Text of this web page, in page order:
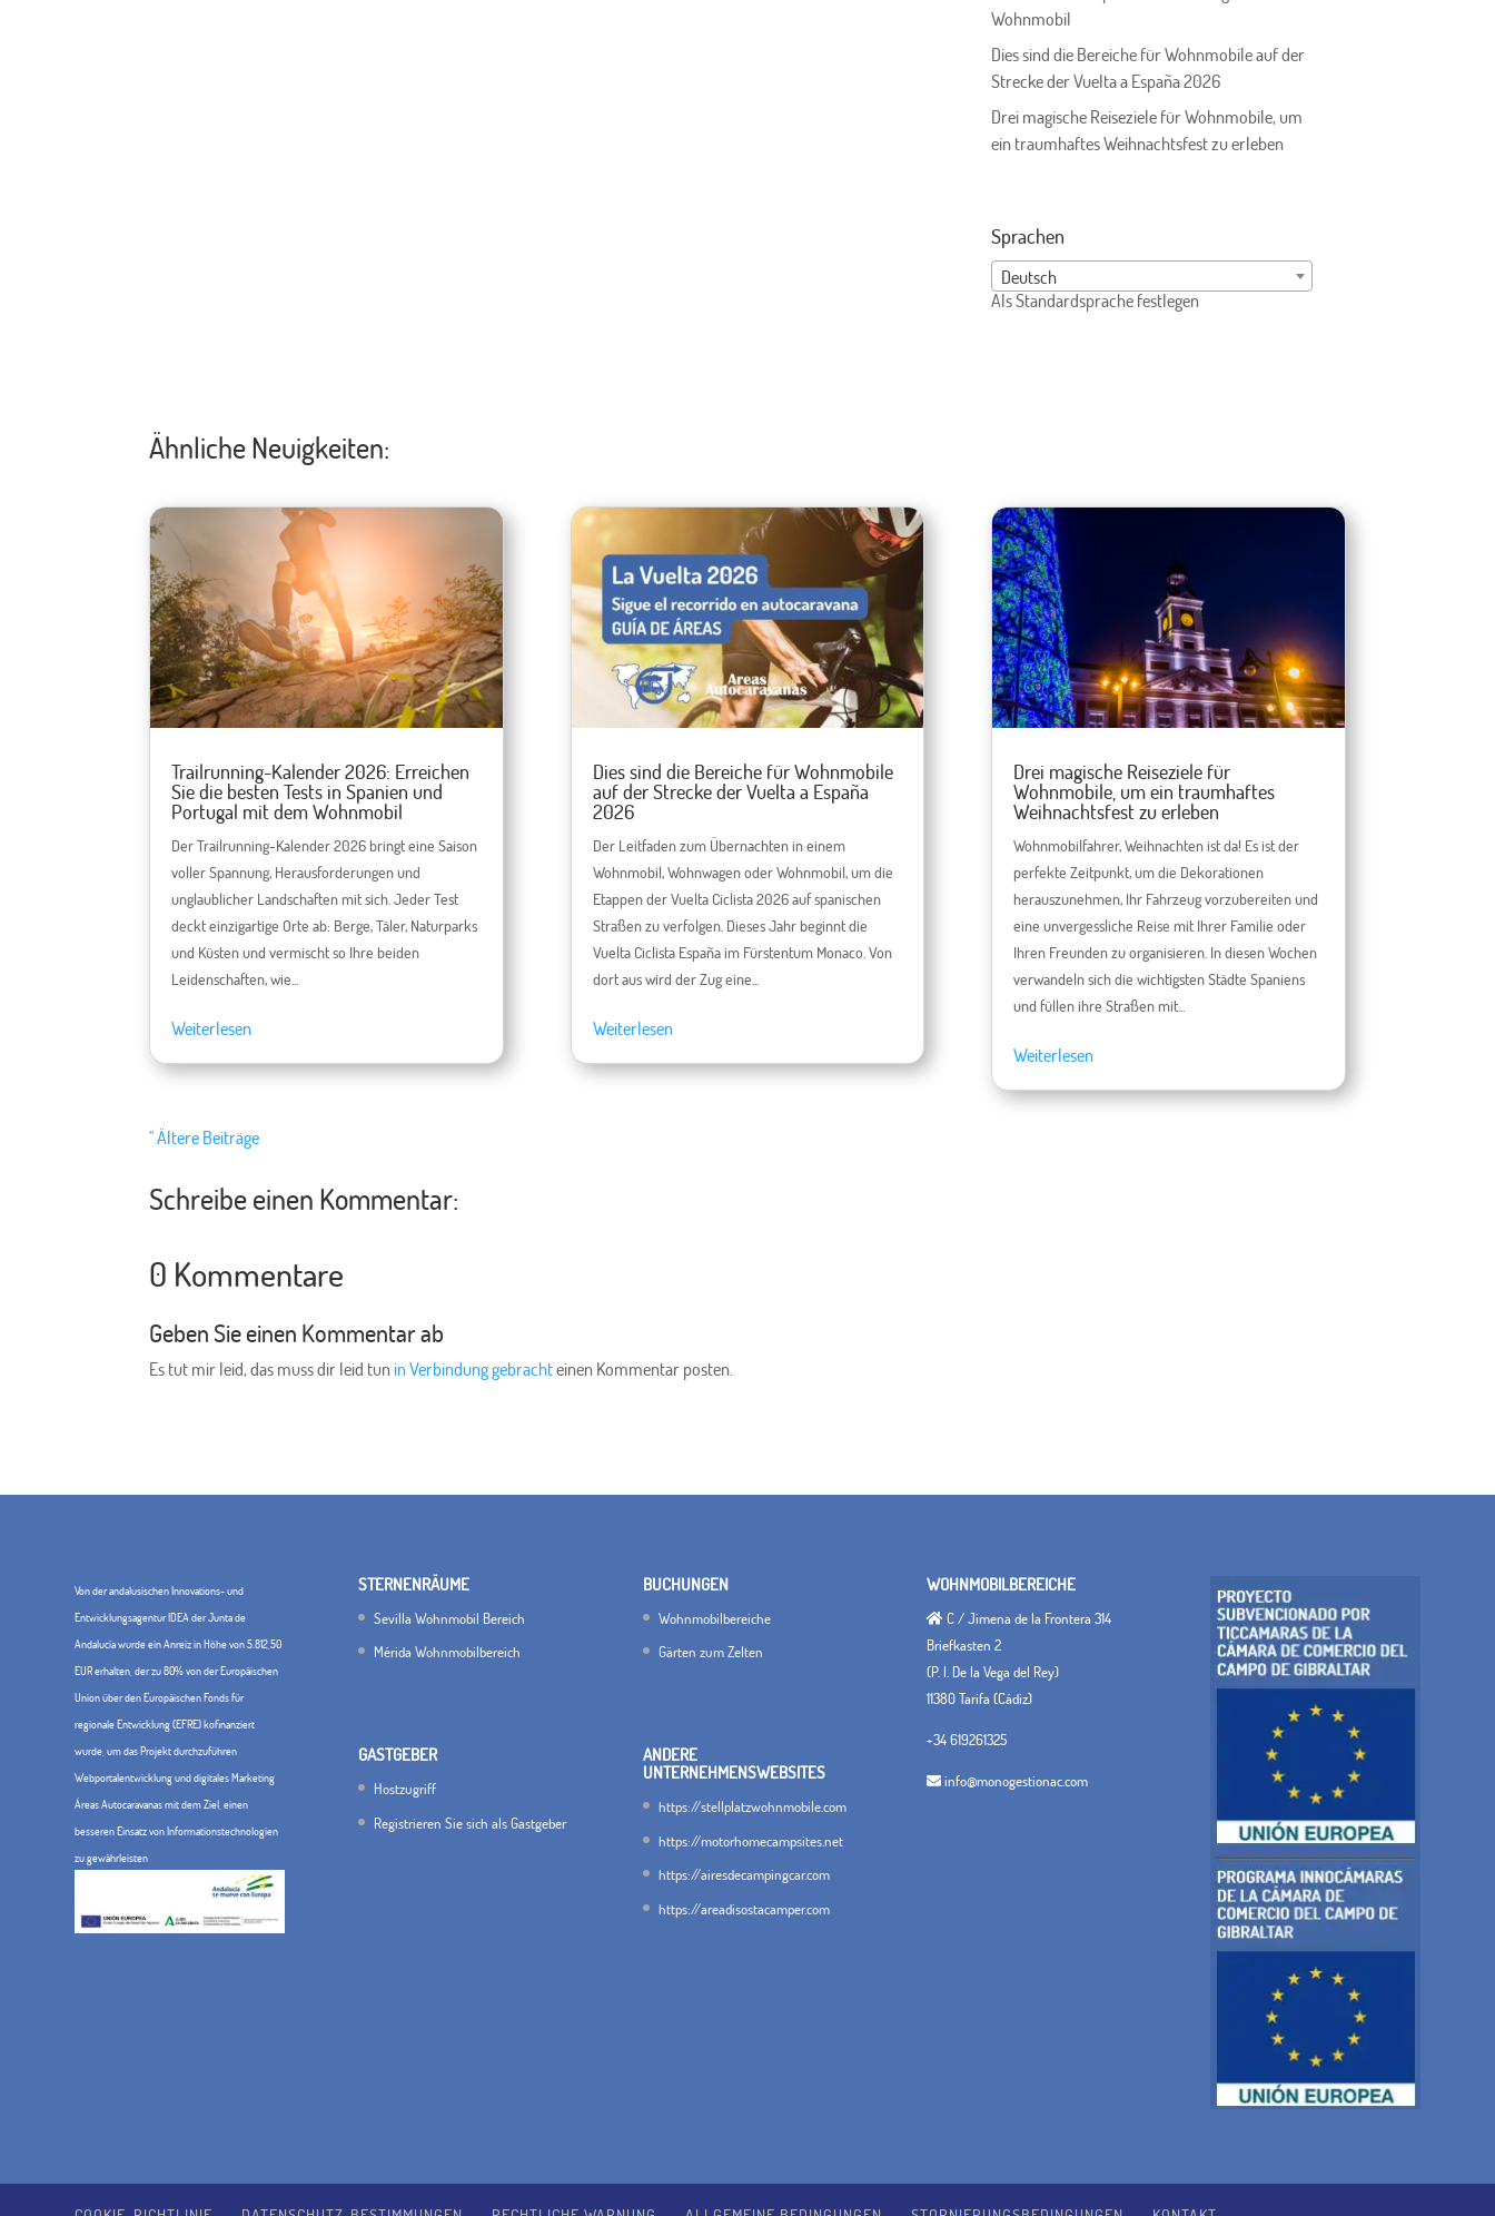
Wohnmobil
Dies sind die Bereiche für Wohnmobile auf der
Strecke der Vuelta a España 2026
Drei magische Reiseziele für Wohnmobile, um
ein traumhaftes Weihnachtsfest zu erleben
Sprachen
Deutsch
Als Standardsprache festlegen
Ähnliche Neuigkeiten:
Trailrunning-Kalender 2026: Erreichen
Sie die besten Tests in Spanien und
Portugal mit dem Wohnmobil
Der Trailrunning-Kalender 2026 bringt eine Saison
voller Spannung, Herausforderungen und
unglaublicher Landschaften mit sich. Jeder Test
deckt einzigartige Orte ab: Berge, Täler, Naturparks
und Küsten und vermischt so Ihre beiden
Leidenschaften, wie...
Weiterlesen
Dies sind die Bereiche für Wohnmobile
auf der Strecke der Vuelta a España
2026
Der Leitfaden zum Übernachten in einem
Wohnmobil, Wohnwagen oder Wohnmobil, um die
Etappen der Vuelta Ciclista 2026 auf spanischen
Straßen zu verfolgen. Dieses Jahr beginnt die
Vuelta Ciclista España im Fürstentum Monaco. Von
dort aus wird der Zug eine...
Weiterlesen
Drei magische Reiseziele für
Wohnmobile, um ein traumhaftes
Weihnachtsfest zu erleben
Wohnmobilfahrer, Weihnachten ist da! Es ist der
perfekte Zeitpunkt, um die Dekorationen
herauszunehmen, Ihr Fahrzeug vorzubereiten und
eine unvergessliche Reise mit Ihrer Familie oder
Ihren Freunden zu organisieren. In diesen Wochen
verwandeln sich die wichtigsten Städte Spaniens
und füllen ihre Straßen mit...
Weiterlesen
" Ältere Beiträge
Schreibe einen Kommentar:
0 Kommentare
Geben Sie einen Kommentar ab
Es tut mir leid, das muss dir leid tun in Verbindung gebrachteinen Kommentar posten.
Von der andalusischen Innovations- und
Entwicklungsagentur IDEA der Junta de
Andalucía wurde ein Anreiz in Höhe von 5.812,50
EUR erhalten, der zu 80% von der Europäischen
Union über den Europäischen Fonds für
regionale Entwicklung (EFRE) kofinanziert
wurde, um das Projekt durchzuführen
Webportalentwicklung und digitales Marketing
Áreas Autocaravanas mit dem Ziel, einen
besseren Einsatz von Informationstechnologien
zu gewährleisten
STERNENRÄUME
Sevilla Wohnmobil Bereich
Mérida Wohnmobilbereich
GASTGEBER
Hostzugriff
Registrieren Sie sich als Gastgeber
BUCHUNGEN
Wohnmobilbereiche
Gärten zum Zelten
ANDERE
UNTERNEHMENSWEBSITES
https://stellplatzwohnmobile.com
https://motorhomecampsites.net
https://airesdecampingcar.com
https://areadisostacamper.com
WOHNMOBILBEREICHE
C / Jimena de la Frontera 314
Briefkasten 2
(P. I. De la Vega del Rey)
11380 Tarifa (Cádiz)
+34 619261325
info@monogestionac.com